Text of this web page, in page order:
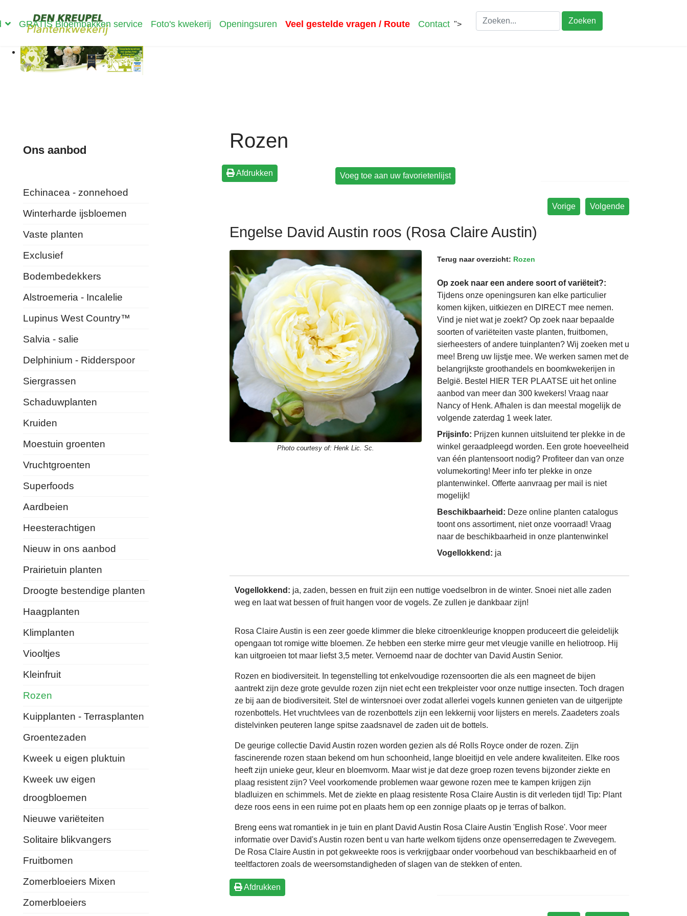
GRATIS Bloembakken service Foto's kwekerij Openingsuren Veel gestelde vragen / Route Contact "> Zoeken
Ons aanbod
Echinacea - zonnehoed
Winterharde ijsbloemen
Vaste planten
Exclusief
Bodembedekkers
Alstroemeria - Incalelie
Lupinus West Country™
Salvia - salie
Delphinium - Ridderspoor
Siergrassen
Schaduwplanten
Kruiden
Moestuin groenten
Vruchtgroenten
Superfoods
Aardbeien
Heesterachtigen
Nieuw in ons aanbod
Prairietuin planten
Droogte bestendige planten
Haagplanten
Klimplanten
Viooltjes
Kleinfruit
Rozen
Kuipplanten - Terrasplanten
Groentezaden
Kweek u eigen pluktuin
Kweek uw eigen
droogbloemen
Nieuwe variëteiten
Solitaire blikvangers
Fruitbomen
Zomerbloeiers Mixen
Zomerbloeiers
Rozen
Afdrukken
Volgende
Vorige
Engelse David Austin roos (Rosa Claire Austin)
Photo courtesy of: Henk Lic. Sc.
Terug naar overzicht: Rozen
Op zoek naar een andere soort of variëteit?:
Tijdens onze openingsuren kan elke particulier
komen kijken, uitkiezen en DIRECT mee nemen.
Vind je niet wat je zoekt? Op zoek naar bepaalde
soorten of variëteiten vaste planten, fruitbomen,
sierheesters of andere tuinplanten? Wij zoeken met u
mee! Breng uw lijstje mee. We werken samen met de
belangrijkste groothandels en boomkwekerijen in
België. Bestel HIER TER PLAATSE uit het online
aanbod van meer dan 300 kwekers! Vraag naar
Nancy of Henk. Afhalen is dan meestal mogelijk de
volgende zaterdag 1 week later.
Prijsinfo: Prijzen kunnen uitsluitend ter plekke in de
winkel geraadpleegd worden. Een grote hoeveelheid
van één plantensoort nodig? Profiteer dan van onze
volumekorting! Meer info ter plekke in onze
plantenwinkel. Offerte aanvraag per mail is niet
mogelijk!
Beschikbaarheid: Deze online planten catalogus
toont ons assortiment, niet onze voorraad! Vraag
naar de beschikbaarheid in onze plantenwinkel
Vogellokkend: ja
Vogellokkend: ja, zaden, bessen en fruit zijn een nuttige voedselbron in de winter. Snoei niet alle zaden
weg en laat wat bessen of fruit hangen voor de vogels. Ze zullen je dankbaar zijn!
Rosa Claire Austin is een zeer goede klimmer die bleke citroenkleurige knoppen produceert die geleidelijk
opengaan tot romige witte bloemen. Ze hebben een sterke mirre geur met vleugje vanille en heliotroop. Hij
kan uitgroeien tot maar liefst 3,5 meter. Vernoemd naar de dochter van David Austin Senior.
Rozen en biodiversiteit. In tegenstelling tot enkelvoudige rozensoorten die als een magneet de bijen
aantrekt zijn deze grote gevulde rozen zijn niet echt een trekpleister voor onze nuttige insecten. Toch dragen
ze bij aan de biodiversiteit. Stel de wintersnoei over zodat allerlei vogels kunnen genieten van de uitgerijpte
rozenbottels. Het vruchtvlees van de rozenbottels zijn een lekkernij voor lijsters en merels. Zaadeters zoals
distelvinken peuteren lange spitse zaadsnavel de zaden uit de bottels.
De geurige collectie David Austin rozen worden gezien als dé Rolls Royce onder de rozen. Zijn
fascinerende rozen staan bekend om hun schoonheid, lange bloeitijd en vele andere kwaliteiten. Elke roos
heeft zijn unieke geur, kleur en bloemvorm. Maar wist je dat deze groep rozen tevens bijzonder ziekte en
plaag resistent zijn? Veel voorkomende problemen waar gewone rozen mee te kampen krijgen zijn
bladluizen en schimmels. Met de ziekte en plaag resistente Rosa Claire Austin is dit verleden tijd! Tip: Plant
deze roos eens in een ruime pot en plaats hem op een zonnige plaats op je terras of balkon.
Breng eens wat romantiek in je tuin en plant David Austin Rosa Claire Austin 'English Rose'. Voor meer
informatie over David's Austin rozen bent u van harte welkom tijdens onze openserredagen te Zwevegem.
De Rosa Claire Austin in pot gekweekte roos is verkrijgbaar onder voorbehoud van beschikbaarheid en of
teeltfactoren zoals de weersomstandigheden of slagen van de stekken of enten.
Afdrukken